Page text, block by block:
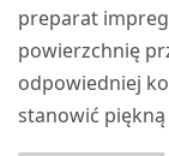
preparat
powierzchnię
odpowiedniej
stanowić